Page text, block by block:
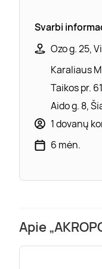
Svarbi
Ozo g. 25,
Karaliaus
Taikos pr.
Aido g. 8,
1 dovanų
6 mėn.
Apie